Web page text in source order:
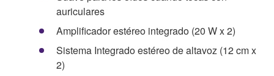
auriculares
Amplificador estéreo integrado (20 W x 2)
Sistema Integrado estéreo de altavoz (12 cm x
2)